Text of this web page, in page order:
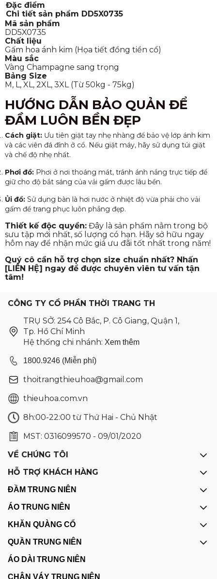
Đặc điểm
Chi tiết sản phẩm DD5X0735
Mã sản phẩm
DD5X0735
Chất liệu
Gấm hoa ánh kim (Họa tiết đồng tiền cổ)
Màu sắc
Vàng Champagne sang trọng
Bảng Size
M, L, XL, 2XL, 3XL (Từ 50kg - 75kg)
HƯỚNG DẪN BẢO QUẢN ĐỂ
ĐẦM LUÔN BỀN ĐẸP
Cách giặt: Ưu tiên giặt tay nhẹ nhàng để bảo vệ lớp ánh kim
và các viên đá đính ở cổ. Nếu giặt máy, hãy sử dụng túi giặt
và chế độ nhẹ nhất.
Phơi đồ: Phơi ở nơi thoáng mát, tránh ánh nắng trực tiếp để
giữ cho độ bắt sáng của vải gấm được lâu bền.
Ủi đồ: Sử dụng bàn là hơi nước ở nhiệt độ vừa phải cho vải
gấm để trang phục luôn phẳng đẹp.
Thiết kế độc quyền: Đây là sản phẩm nằm trong bộ
sưu tập mới nhất, số lượng có hạn. Hãy sở hữu ngay
hôm nay để nhận mức giá ưu đãi tốt nhất trong năm!
Quý cô cần hỗ trợ chọn size chuẩn nhất? Nhấn
[LIÊN HỆ] ngay để được chuyên viên tư vấn tận
tâm!
CÔNG TY CỔ PHẦN THỜI TRANG TH
TRỤ SỞ: 254 Cô Bắc, P. Cô Giang, Quận 1,
Tp. Hồ Chí Minh
Hệ thống chi nhánh: Xem thêm
1800.9246 (Miễn phí)
thoitrangthieuhoa@gmail.com
thieuhoa.com.vn
8h:00-22:00 từ Thứ Hai - Chủ Nhật
MST: 0316099570 - 09/01/2020
VỀ CHÚNG TÔI
HỖ TRỢ KHÁCH HÀNG
ĐẦM TRUNG NIÊN
ÁO TRUNG NIÊN
KHĂN QUÀNG CỔ
QUẦN TRUNG NIÊN
ÁO DÀI TRUNG NIÊN
CHÂN VÁY TRUNG NIÊN